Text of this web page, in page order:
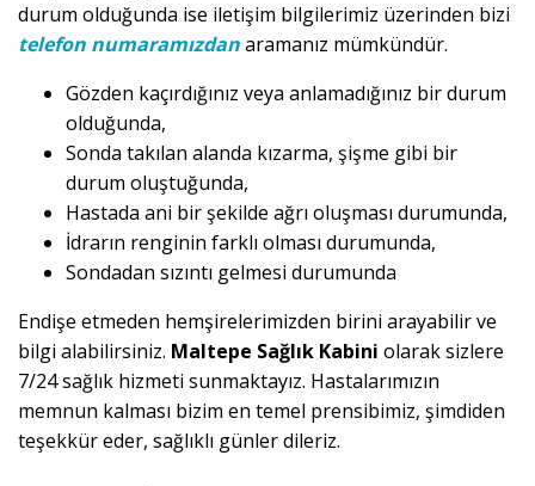
durum olduğunda ise iletişim bilgilerimiz üzerinden bizi
telefon numaramızdanaramanız mümkündür.
Gözden kaçırdığınız veya anlamadığınız bir durum
olduğunda,
Sonda takılan alanda kızarma, şişme gibi bir
durum oluştuğunda,
Hastada ani bir şekilde ağrı oluşması durumunda,
İdrarın renginin farklı olması durumunda,
Sondadan sızıntı gelmesi durumunda
Endişe etmeden hemşirelerimizden birini arayabilir ve
bilgi alabilirsiniz. Maltepe Sağlık Kabini olarak sizlere
7/24 sağlık hizmeti sunmaktayız. Hastalarımızın
memnun kalması bizim en temel prensibimiz, şimdiden
teşekkür eder, sağlıklı günler dileriz.